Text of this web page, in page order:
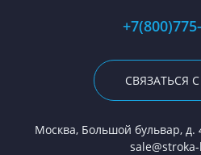
СВЯЗАТЬСЯ
Москва, Большой бульвар, д.